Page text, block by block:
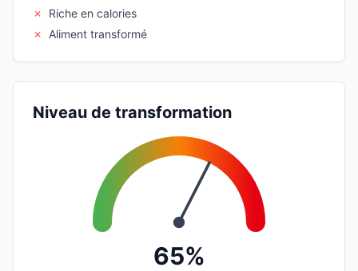
✗
Riche en calories
✗
Aliment transformé
Niveau de transformation
65%